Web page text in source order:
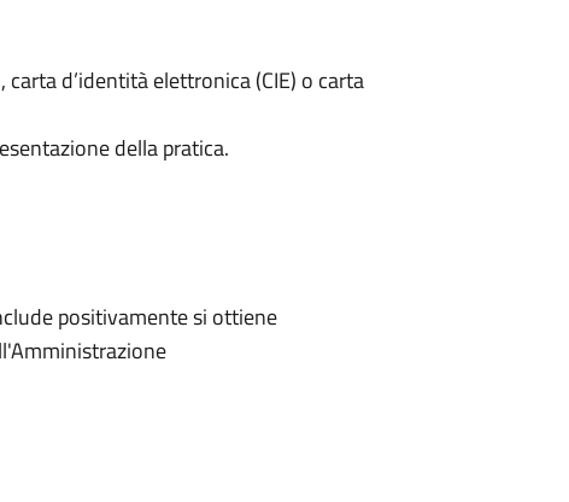
d’identità elettronica (CIE) o carta
della pratica.
positivamente si ottiene